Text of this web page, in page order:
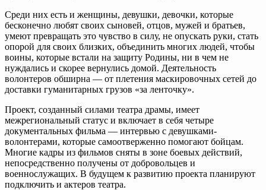
Среди них есть и женщины, девушки, девочки, которые
бесконечно любят своих сыновей, отцов, мужей и братьев,
умеют превращать это чувство в силу, не опускать руки, стать
опорой для своих близких, объединить многих людей, чтобы
воины, которые встали на защиту Родины, ни в чем не
нуждались и скорее вернулись домой. Деятельность
волонтеров обширна — от плетения маскировочных сетей до
доставки гуманитарных грузов «за ленточку».
Проект, созданный силами театра драмы, имеет
межрегиональный статус и включает в себя четыре
документальных фильма — интервью с девушками-
волонтерами, которые самоотверженно помогают бойцам.
Многие кадры из фильмов сняты в зоне боевых действий,
непосредственно получены от добровольцев и
военнослужащих. В будущем к развитию проекта планируют
подключить и актеров театра.